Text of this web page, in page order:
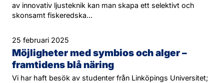
av innovativ ljusteknik kan man skapa ett selektivt och
skonsamt fiskeredska...
25 februari 2025
Möjligheter med symbios och alger –
framtidens blå näring
Vi har haft besök av studenter från Linköpings Universitet;